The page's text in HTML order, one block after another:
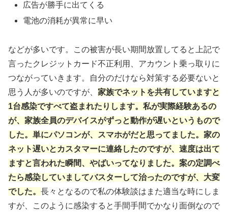
広告が勝手に出てくる
電池の消耗が異常に早い
などが多いです。この被害が長い期間放置してると上記で
言ったクレジットカード不正利用、アカウント乗っ取りに
つながっていきます。自分のだけなら対策する必要ないと
思う人が多いのですが、 家族でネットを共有していますと
1台感染ですべて盗まれたりします。私が実際経験あるの
が、家族全員のデバイスがずっと動作が遅いというもので
した。単にパソコンが、スマホがだと思ってました。家の
ネット遅いとカスタマーに連絡したのですが、速度は出て
ますと言われた瞬間、やばいってなりました。案の定調べ
たら感染していましてバスターして治ったのですが、大変
でした。 長々となるので私の体験談はまた適当な時にしま
すが、このように感染すると手間手間でかなり面倒なので